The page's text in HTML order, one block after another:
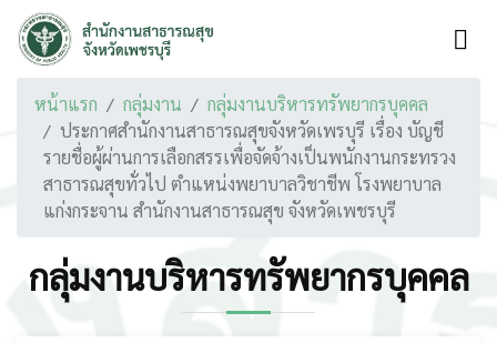
หน้าแรก กลุ่มงาน
กลุ่มงานบริหารทรัพยากรบุคคล
ประกาศสำนักงานสาธารณสุขจังหวัดเพรบุรี เรื่อง บัญชี
รายชื่อผู้ผ่านการเลือกสรรเพื่อจัดจ้างเป็นพนักงานกระทรวง
สาธารณสุขทั่วไป ตำแหน่งพยาบาลวิชาชีพ โรงพยาบาล
แก่งกระจาน สำนักงานสาธารณสุข จังหวัดเพชรบุรี
กลุ่มงานบริหารทรัพยากรบุคคล